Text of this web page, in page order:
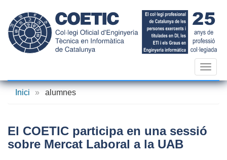
contingut
Inici
» alumnes
El COETIC participa en una sessió
sobre Mercat Laboral a la UAB